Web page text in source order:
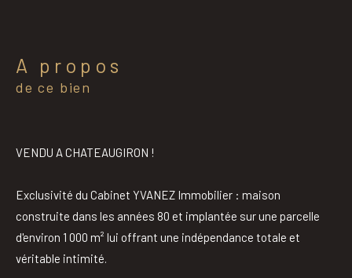
a propos
de ce bien
VENDU A CHATEAUGIRON !
Exclusivité du Cabinet YVANEZ Immobilier : maison
construite dans les années 80 et implantée sur une parcelle
d'environ 1 000 m² lui offrant une indépendance totale et
véritable intimité.